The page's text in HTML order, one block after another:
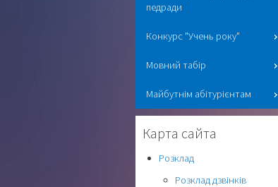
педради
Конкурс "Учень року"
Мовний табір
Майбутнім абітурієнтам
Карта сайта
Розклад
Розклад дзвінків